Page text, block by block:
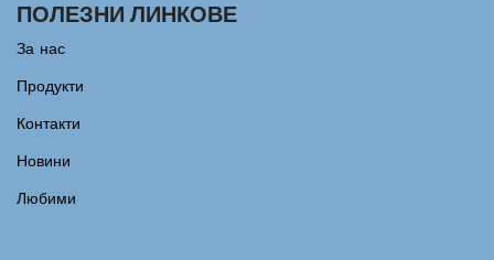
ПОЛЕЗНИ ЛИНКОВЕ
За нас
Продукти
Контакти
Новини
Любими